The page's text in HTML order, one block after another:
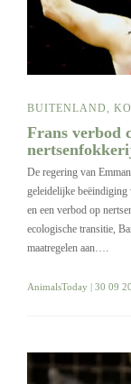
BUITENLAND
Frans verbod
De regering van
geleidelijke beëindiging
en een verbod op
ecologische transitie,
maatregelen aan….
AnimalsToday | 30 09